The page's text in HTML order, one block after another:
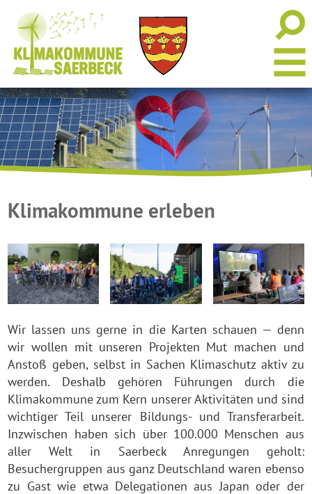
Klimakommune erleben
Wir lassen uns gerne in die Karten schauen — denn
wir wollen mit unseren Projekten Mut machen und
Anstoß geben, selbst in Sachen Klimaschutz aktiv zu
werden. Deshalb gehören Führungen durch die
Klimakommune zum Kern unserer Aktivitäten und sind
wichtiger Teil unserer Bildungs- und Transferarbeit.
Inzwischen haben sich über 100.000 Menschen aus
aller Welt in Saerbeck Anregungen geholt:
Besuchergruppen aus ganz Deutschland waren ebenso
zu Gast wie etwa Delegationen aus Japan oder der